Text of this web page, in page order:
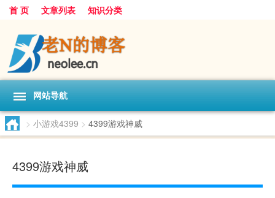
首 页 文章列表 知识分类
网站导航
> 小游戏4399 > 4399游戏神威
4399游戏神威